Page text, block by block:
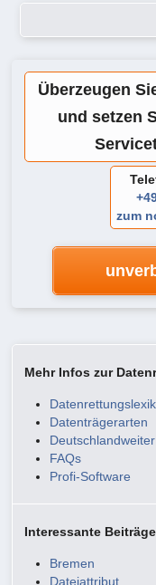
Überzeugen
und setzen
zum
Mehr Infos zur
Datenträgerarten
FAQs
Profi-Software
Interessante
Bremen
Dateiattribut